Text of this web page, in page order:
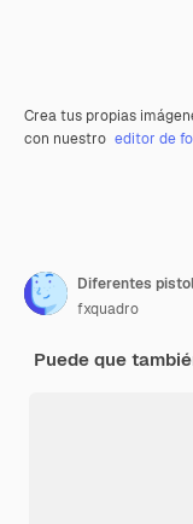
Crea tus propias
con nuestro editor de
fxquadro
Puede que